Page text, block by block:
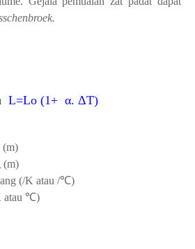
L=Lo (1+ α. ΔT)
(m)
(m)
(/K atau /℃)
atau ℃)